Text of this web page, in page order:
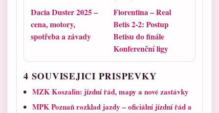
Dacia Duster 2025 –
cena, motory,
spotřeba a závady
Fiorentina – Real
Betis 2-2: Postup
Betisu do finále
Konferenční ligy
4 SOUVISEJICI PRISPEVKY
MZK Koszalin: jízdní řád, mapy a nové zastávky
MPK Poznaň rozklad jazdy – oficiální jízdní řád a